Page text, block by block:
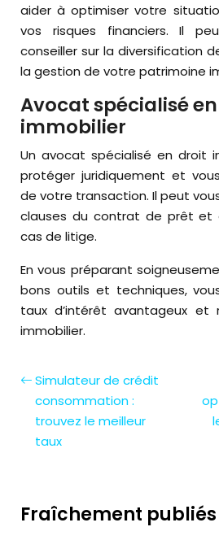
aider à optimiser votre
vos risques financiers. Il
conseiller sur la diversification
la gestion de votre patrimoine
Avocat spécialisé
immobilier
Un avocat spécialisé en droit
protéger juridiquement et
de votre transaction. Il peut
clauses du contrat de prêt et
cas de litige.
En vous préparant
bons outils et techniques,
taux d’intérêt avantageux et
immobilier.
Simulateur de crédit
consommation :
trouvez le meilleur
taux
Fraîchement publiés